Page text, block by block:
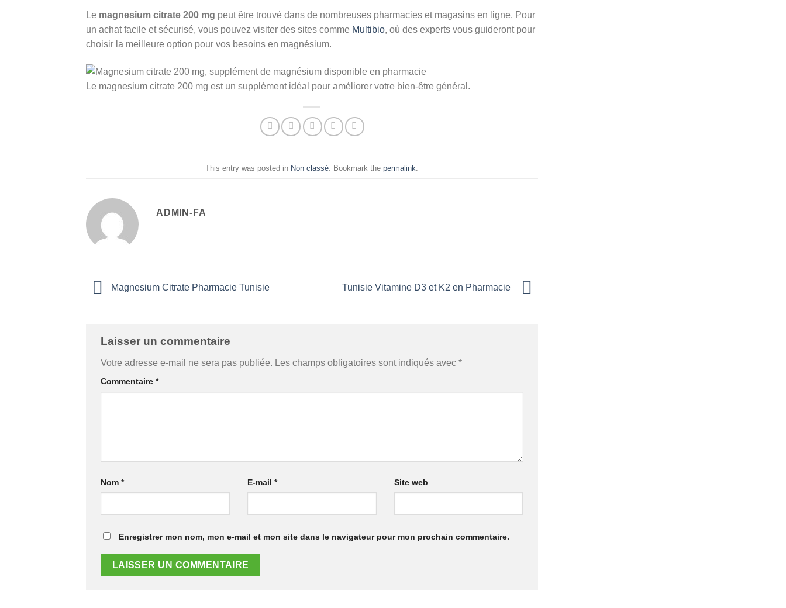
Le magnesium citrate 200 mg peut être trouvé dans de nombreuses pharmacies et magasins en ligne. Pour
un achat facile et sécurisé, vous pouvez visiter des sites comme Multibio, où des experts vous guideront pour
choisir la meilleure option pour vos besoins en magnésium.
Le magnesium citrate 200 mg est un supplément idéal pour améliorer votre bien-être général.
This entry was posted in Non classé . Bookmark thepermalink
ADMIN-FA
Magnesium Citrate Pharmacie Tunisie Tunisie Vitamine D3 et K2 en Pharmacie
Laisser un commentaire
Votre adresse e-mail ne sera pas publiée. Les champs obligatoires sont indiqués avec *
Commentaire *
Nom * E-mail * Site web
Enregistrer mon nom, mon e-mail et mon site dans le navigateur pour mon prochain commentaire.